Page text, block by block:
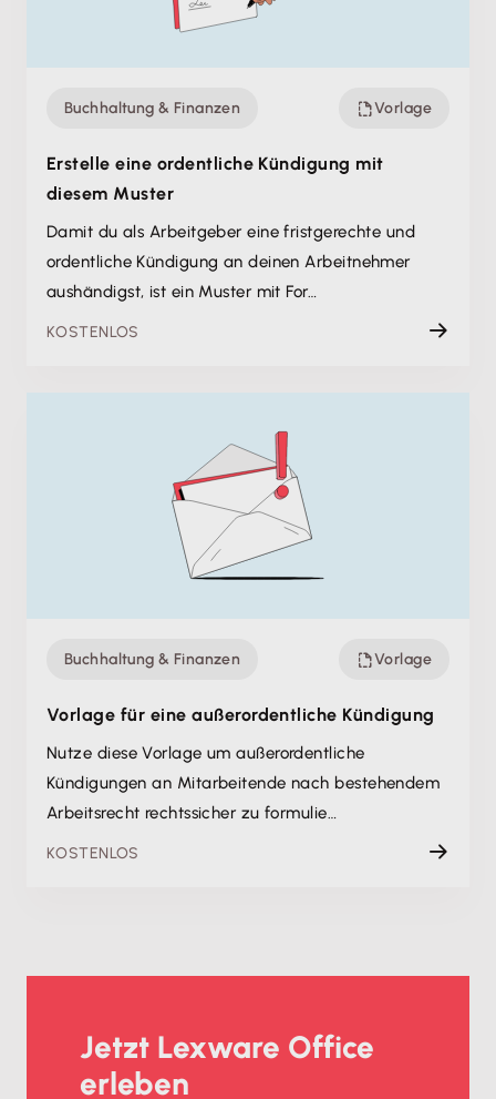
Buchhaltung & Finanzen Vorlage
Erstelle eine ordentliche Kündigung mit
diesem Muster
Damit du als Arbeitgeber eine fristgerechte und
ordentliche Kündigung an deinen Arbeitnehmer
aushändigst, ist ein Muster mit For…
KOSTENLOS
Buchhaltung & Finanzen Vorlage
Vorlage für eine außerordentliche Kündigung
Nutze diese Vorlage um außerordentliche
Kündigungen an Mitarbeitende nach bestehendem
Arbeitsrecht rechtssicher zu formulie…
KOSTENLOS
Jetzt Lexware Office
erleben